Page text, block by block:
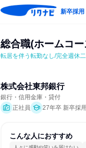
新卒採用
総合職(ホームコー
転居を伴う転勤なし/完全週休
株式会社東邦銀行
銀行・信用金庫・貸付
正社員
27年卒 新卒採用
こんな人におすすめ